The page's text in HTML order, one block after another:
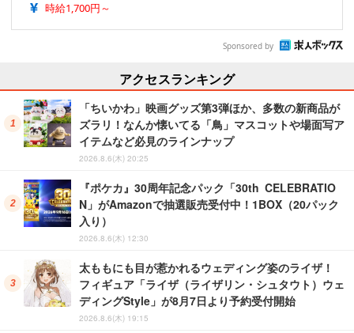
時給1,700円～
Sponsored by
アクセスランキング
「ちいかわ」映画グッズ第3弾ほか、多数の新商品が
ズラリ！なんか懐いてる「鳥」マスコットや場面写ア
イテムなど必見のラインナップ
2026.8.6(木) 20:25
『ポケカ』30周年記念パック「30th CELEBRATIO
N」がAmazonで抽選販売受付中！1BOX（20パック
入り）
2026.8.6(木) 12:30
太ももにも目が惹かれるウェディング姿のライザ！
フィギュア「ライザ（ライザリン・シュタウト）ウェ
ディングStyle」が8月7日より予約受付開始
2026.8.6(木) 19:15